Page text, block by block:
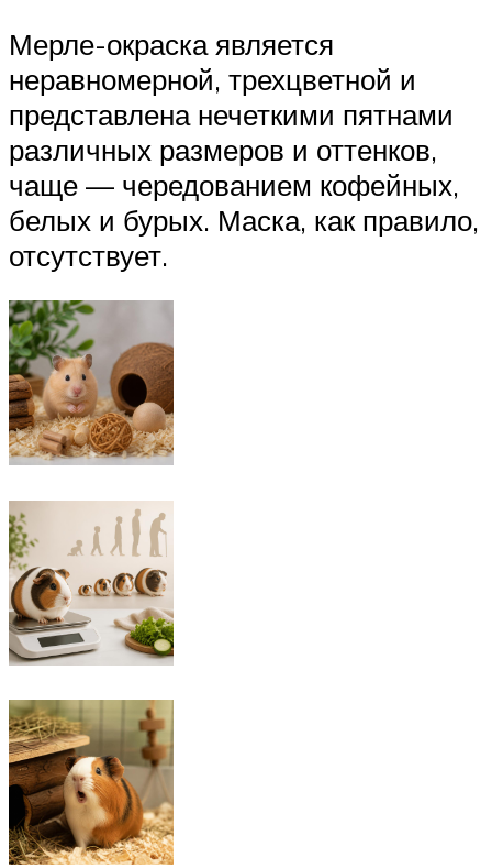
Мерле-окраска является
неравномерной, трехцветной и
представлена нечеткими пятнами
различных размеров и оттенков,
чаще — чередованием кофейных,
белых и бурых. Маска, как правило,
отсутствует.